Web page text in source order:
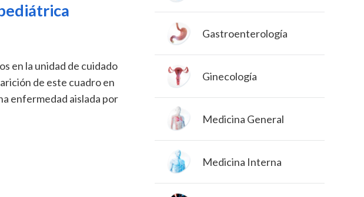
en la unidad de cuidado
de este cuadro en
enfermedad aislada por
Gastroenterología
Ginecología
Medicina General
Medicina Interna